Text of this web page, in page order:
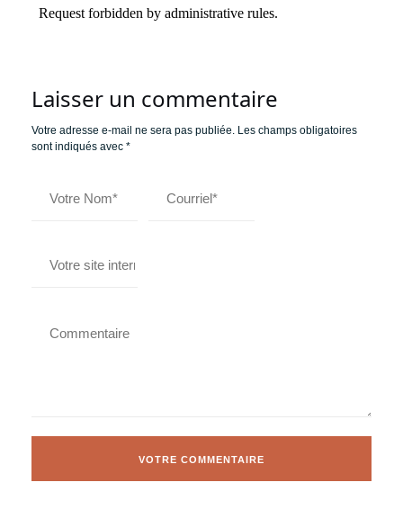
Laisser un commentaire
Votre adresse e-mail ne sera pas publiée. Les champs obligatoires
sont indiqués avec *